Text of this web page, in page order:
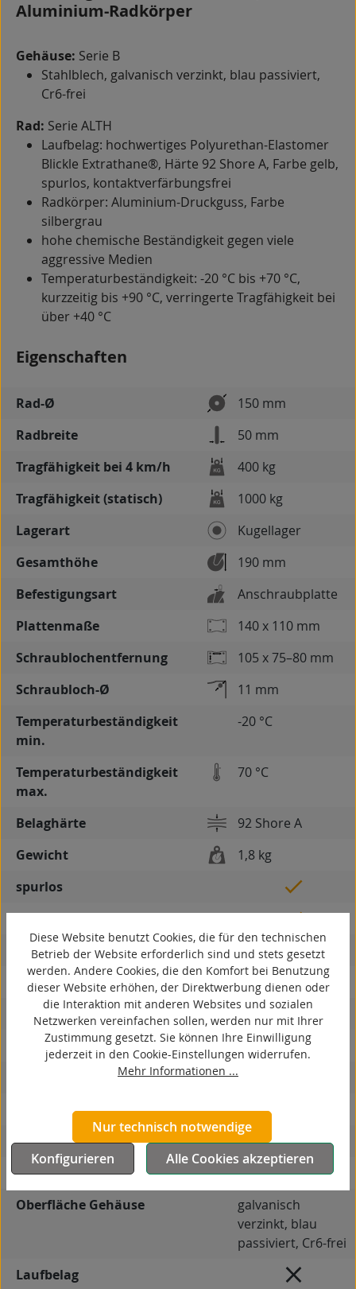
Aluminium-Radkörper
Gehäuse: Serie B
Stahlblech, galvanisch verzinkt, blau passiviert,
Cr6-frei
Rad: Serie ALTH
Laufbelag: hochwertiges Polyurethan-Elastomer
Blickle Extrathane®, Härte 92 Shore A, Farbe gelb,
spurlos, kontaktverfärbungsfrei
Radkörper: Aluminium-Druckguss, Farbe
silbergrau
hohe chemische Beständigkeit gegen viele
aggressive Medien
Temperaturbeständigkeit: -20 °C bis +70 °C,
kurzzeitig bis +90 °C, verringerte Tragfähigkeit bei
über +40 °C
Eigenschaften
Rad-Ø
150 mm
Radbreite
50 mm
Tragfähigkeit bei 4 km/h
400 kg
Tragfähigkeit (statisch)
1000 kg
Lagerart
Kugellager
Gesamthöhe
190 mm
Befestigungsart
Anschraubplatte
Plattenmaße
140 x 110 mm
Schraublochentfernung
105 x 75–80 mm
Schraubloch-Ø
11 mm
Temperaturbeständigkeit
min.
-20 °C
Temperaturbeständigkeit
max.
70 °C
Belaghärte
92 Shore A
Gewicht
1,8 kg
spurlos
kontaktverfärbungsfrei
antistatisch
ESD
elektrisch leitfähig
korrosionsbeständig
autoklaventauglich
Produkttyp
Bockrolle
Material Gehäuse
Stahlblech
Oberfläche Gehäuse
galvanisch
verzinkt, blau
passiviert, Cr6-frei
Laufbelag
Diese Website benutzt Cookies, die für den technischen
Betrieb der Website erforderlich sind und stets gesetzt
werden. Andere Cookies, die den Komfort bei Benutzung
dieser Website erhöhen, der Direktwerbung dienen oder
die Interaktion mit anderen Websites und sozialen
Netzwerken vereinfachen sollen, werden nur mit Ihrer
Zustimmung gesetzt. Sie können Ihre Einwilligung
jederzeit in den Cookie-Einstellungen widerrufen.
Mehr Informationen ...
Nur technisch notwendige
Konfigurieren
Alle Cookies akzeptieren